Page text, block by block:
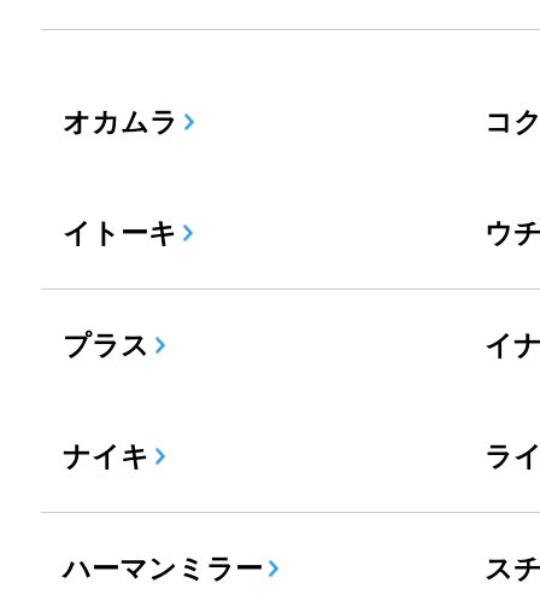
オカムラ コ
イトーキ ウ
プラス イ
ナイキ ラ
ハーマンミラー ス